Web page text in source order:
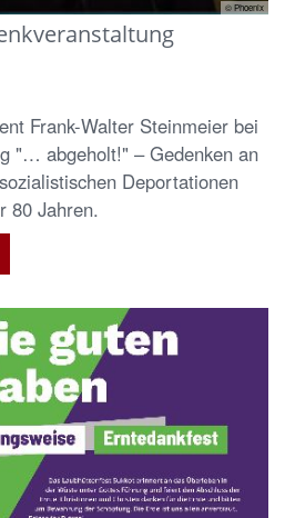
© Phoenix
Frank-Walter Steinmeier bei
"… abgeholt!" – Gedenken an
Deportationen
80 Jahren.